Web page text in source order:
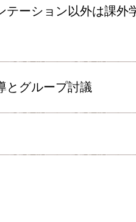
テーション以外は課外
とグループ討議